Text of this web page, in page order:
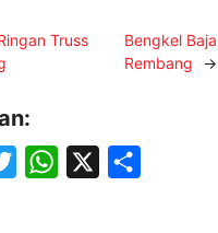
Truss
Bengkel
Rembang
→